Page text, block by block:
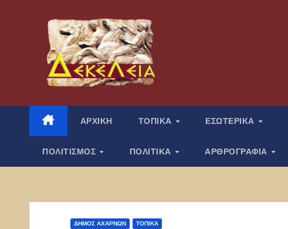
περιεχόμενο
ΑΡΧΙΚΗ ΤΟΠΙΚΑ ΕΣΩΤΕΡΙΚΑ
ΠΟΛΙΤΙΣΜΟΣ ΠΟΛΙΤΙΚΑ ΑΡΘΡΟΓΡΑΦΙΑ
ΔΉΜΟΣ ΑΧΑΡΝΏΝ ΤΟΠΙΚΑ